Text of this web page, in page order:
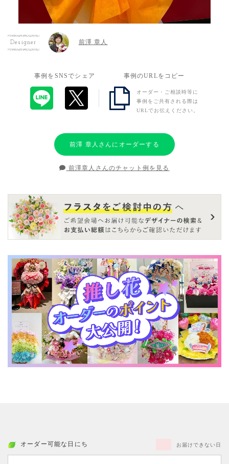
Designer 前澤 章人
事例をSNSでシェア 事例のURLをコピー
オーダー・ご相談時等に
事例をご共有される際は
URLでお伝えください。
前澤 章人さんにオーダーする
前澤章人さんのチャット例を見る
オーダー可能な日にち お届けできない日